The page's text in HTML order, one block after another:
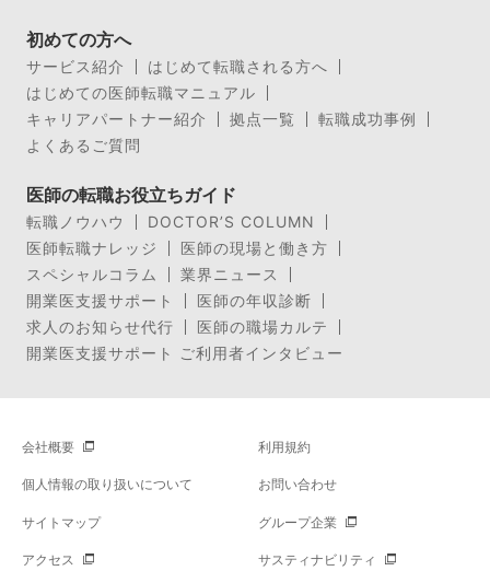
初めての方へ
サービス紹介
はじめて転職される方へ
はじめての医師転職マニュアル
キャリアパートナー紹介
拠点一覧
転職成功事例
よくあるご質問
医師の転職お役立ちガイド
転職ノウハウ
DOCTOR’S COLUMN
医師転職ナレッジ
医師の現場と働き方
スペシャルコラム
業界ニュース
開業医支援サポート
医師の年収診断
求人のお知らせ代行
医師の職場カルテ
開業医支援サポート ご利用者インタビュー
会社概要 利用規約
個人情報の取り扱いについて お問い合わせ
サイトマップ グループ企業
アクセス サスティナビリティ